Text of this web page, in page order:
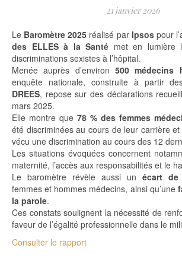
21 janvier 2026
Le Baromètre 2025 réalisé par Ipsospour
des ELLES à la Santé met en lumière
discriminations sexistes à l’hôpital.
Menée auprès d’environ 500 médecins
enquête nationale, construite à partir
DREES, repose sur des déclarations
mars 2025.
Elle montre que 78 % des femmes
été discriminées au cours de leur carrière et
vécu une discrimination au cours des 12
Les situations évoquées concernent
maternité, l’accès aux responsabilités et le
Le baromètre révèle aussi un écart de
femmes et hommes médecins, ainsi qu’une
la parole.
Ces constats soulignent la nécessité de
faveur de l’égalité professionnelle dans le
Consulter le rapport